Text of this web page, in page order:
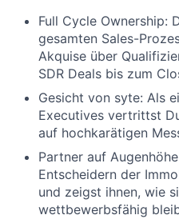
Full Cycle Ownership:
gesamten Sales-
Akquise über
SDR Deals bis zum
Gesicht von syte: Als
Executives vertrittst
auf hochkarätigen
Partner auf
Entscheidern der
und zeigst ihnen, wie
wettbewerbsfähig